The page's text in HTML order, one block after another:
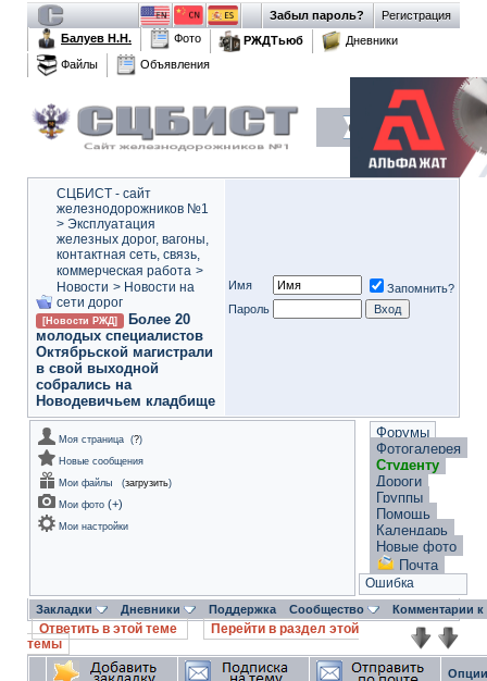
Регистрация
Забыл пароль?
Балуев Н.Н.
Фото РЖДТьюб
Дневники
Файлы
Объявления
СЦБИСТ - сайт
железнодорожников №1
> Эксплуатация
железных дорог, вагоны,
контактная сеть, связь,
коммерческая работа >
Новости > Новости на
сети дорог
[Новости РЖД]
Более 20
молодых специалистов
Октябрьской магистрали
в свой выходной
собрались на
Новодевичьем кладбище
Имя
Запомнить?
Пароль
Моя страница (?)
Новые сообщения
Мои файлы
(загрузить)
Мои фото (+)
Мои настройки
Форумы
Фотогалерея
Студенту
Дороги
Группы
Помощь
Календарь
Новые фото
Почта
Ошибка
Закладки Дневники Поддержка Сообщество Комментарии
Ответить в этой теме
Перейти в раздел этой
темы